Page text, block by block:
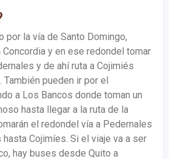
por la vía de Santo Domingo,
Concordia y en ese redondel tomar
y de ahí ruta a Cojimiés
También pueden ir por el
a Los Bancos donde toman un
hasta llegar a la ruta de la
el redondel vía a Pedernales
Cojimíes. Si el viaje va a ser
hay buses desde Quito a